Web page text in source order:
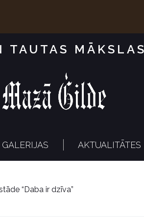
TAUTAS
GALERIJAS AKTUALITĀTES
“Daba ir dzīva”